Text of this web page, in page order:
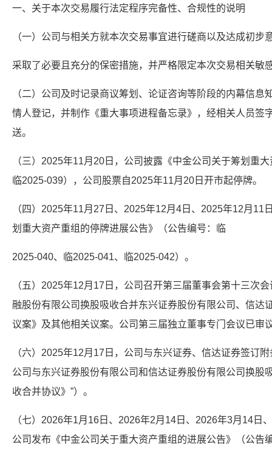
一、关于本次交易履行法定程序完备性、合规性的说明
（一）公司与相关方就本次交易事宜进行磋商以及达成初步
采取了必要且充分的保密措施，并严格限定本次交易相关敏
（二）公司及时记录商议筹划、论证咨询等阶段的内幕信息
情人登记，并制作《重大事项进程备忘录》，经相关人员签
送。
（三）2025年11月20日，公司披露《中金公司关于筹划重
临2025-039），公司股票自2025年11月20日开市起停牌。
（四）2025年11月27日、2025年12月4日、2025年12月11
划重大资产重组的停牌进展公告》（公告编号：临
2025-040、临2025-041、临2025-042）。
（五）2025年12月17日，公司召开第三届董事会第十三次
融股份有限公司换股吸收合并东兴证券股份有限公司、信达
议案》及其他相关议案。公司第三届独立董事专门会议已审
（六）2025年12月17日，公司与东兴证券、信达证券签订
公司与东兴证券股份有限公司和信达证券股份有限公司换股
收合并协议》”）。
（七）2026年1月16日、2026年2月14日、2026年3月14日
公司发布《中金公司关于重大资产重组的进展公告》（公告